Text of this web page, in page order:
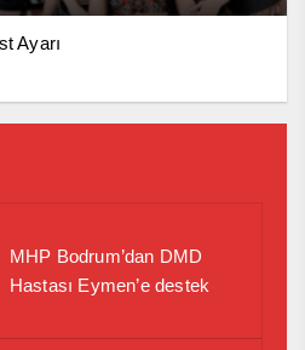
Ayarı
MHP Bodrum’dan DMD
Hastası Eymen’e destek